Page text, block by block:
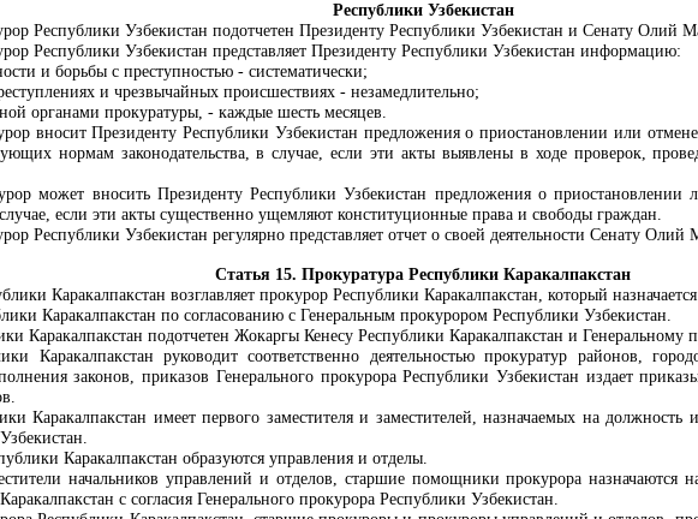
Республики Узбекистан
Республики Узбекистан подотчетен Президенту Республики Узбекистан и Сенату Олий
Республики Узбекистан представляет Президенту Республики Узбекистан информацию:
и борьбы с преступностью - систематически;
и чрезвычайных происшествиях - незамедлительно;
органами прокуратуры, - каждые шесть месяцев.
вносит Президенту Республики Узбекистан предложения о приостановлении или отмене
нормам законодательства, в случае, если эти акты выявлены в ходе проверок,
может вносить Президенту Республики Узбекистан предложения о приостановлении
если эти акты существенно ущемляют конституционные права и свободы граждан.
Республики Узбекистан регулярно представляет отчет о своей деятельности Сенату
Статья 15. Прокуратура Республики Каракалпакстан
Каракалпакстан возглавляет прокурор Республики Каракалпакстан, который
Каракалпакстан по согласованию с Генеральным прокурором Республики Узбекистан.
Каракалпакстан подотчетен Жокаргы Кенесу Республики Каракалпакстан и Генеральному
Каракалпакстан руководит соответственно деятельностью прокуратур районов,
законов, приказов Генерального прокурора Республики Узбекистан издает
Каракалпакстан имеет первого заместителя и заместителей, назначаемых на
Каракалпакстан образуются управления и отделы.
начальников управлений и отделов, старшие помощники прокурора назначаются
с согласия Генерального прокурора Республики Узбекистан.